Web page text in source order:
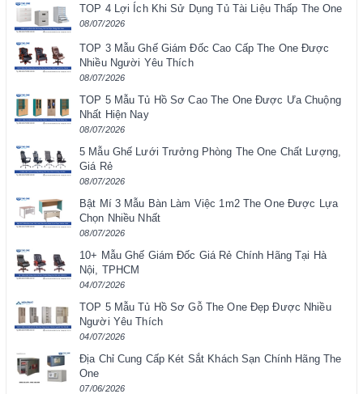
TOP 4 Lợi Ích Khi Sử Dụng Tủ Tài Liệu Thấp The One
08/07/2026
TOP 3 Mẫu Ghế Giám Đốc Cao Cấp The One Được
Nhiều Người Yêu Thích
08/07/2026
TOP 5 Mẫu Tủ Hồ Sơ Cao The One Được Ưa Chuộng
Nhất Hiện Nay
08/07/2026
5 Mẫu Ghế Lưới Trưởng Phòng The One Chất Lượng,
Giá Rẻ
08/07/2026
Bật Mí 3 Mẫu Bàn Làm Việc 1m2 The One Được Lựa
Chọn Nhiều Nhất
08/07/2026
10+ Mẫu Ghế Giám Đốc Giá Rẻ Chính Hãng Tại Hà
Nội, TPHCM
04/07/2026
TOP 5 Mẫu Tủ Hồ Sơ Gỗ The One Đẹp Được Nhiều
Người Yêu Thích
04/07/2026
Địa Chỉ Cung Cấp Két Sắt Khách Sạn Chính Hãng The
One
07/06/2026